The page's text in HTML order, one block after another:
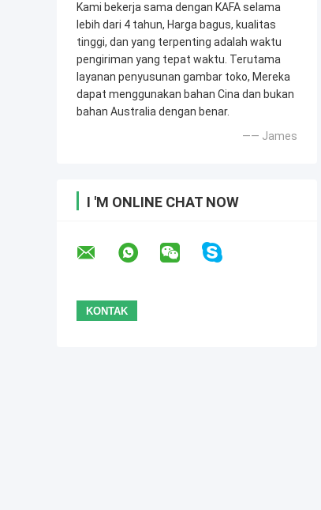
Kami bekerja sama dengan KAFA selama
lebih dari 4 tahun, Harga bagus, kualitas
tinggi, dan yang terpenting adalah waktu
pengiriman yang tepat waktu. Terutama
layanan penyusunan gambar toko, Mereka
dapat menggunakan bahan Cina dan bukan
bahan Australia dengan benar.
—— James
I 'M ONLINE CHAT NOW